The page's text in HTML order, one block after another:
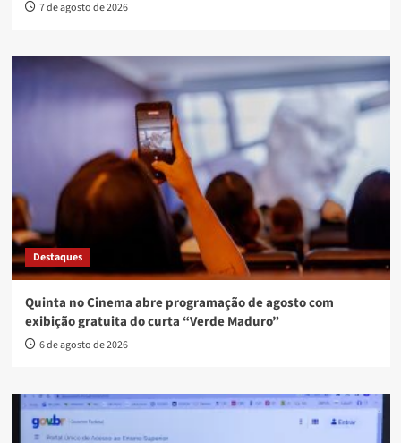
7 de agosto de 2026
Destaques
Quinta no Cinema abre programação de agosto com
exibição gratuita do curta “Verde Maduro”
6 de agosto de 2026